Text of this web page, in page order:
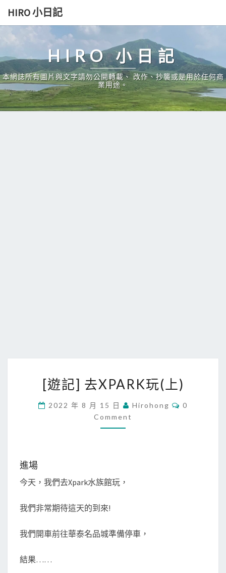
Skip
content
HIRO 小日記
HIRO 小日記
本網誌所有圖片與文字請勿公開轉載、 改作、抄襲或是用於任何商
業用途。
遊
記
]
去
R
上
[遊記] 去XPARK玩(上)
2022 年 8 月 15 日 Hirohong
C
0
Comment
進場
今天，我們去Xpark水族館玩，
我們非常期待這天的到來!
我們開車前往華泰名品城準備停車，
結果……